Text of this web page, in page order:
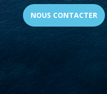
NOUS CONTACTER